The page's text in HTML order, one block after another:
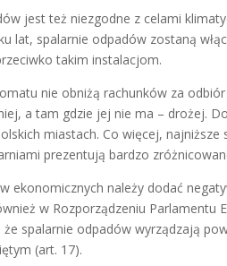
jest też niezgodne z celami
lat, spalarnie odpadów zostaną
takim instalacjom.
nie obniżą rachunków za
a tam gdzie jej nie ma – drożej.
miastach. Co więcej,
prezentują bardzo
ekonomicznych należy dodać
w Rozporządzeniu Parlamentu
że spalarnie odpadów wyrządzają
(art. 17).